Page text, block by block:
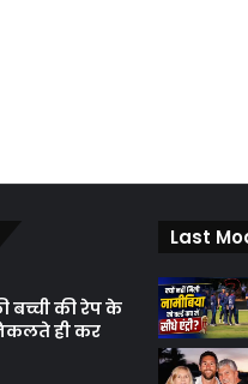
की रेप के
ही कर
Last